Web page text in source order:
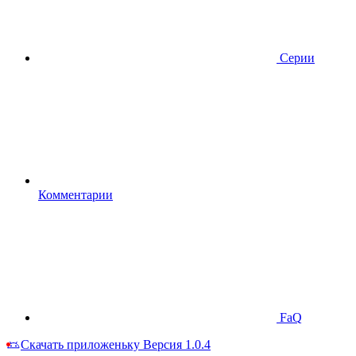
Серии
Комментарии
FaQ
Скачать приложеньку Версия 1.0.4